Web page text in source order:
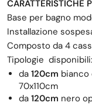
CARATTERISTICHE
Base per bagno
Installazione
Composto da 4
Tipologie disponibili:
da 120cm bianco
70x110cm
da 120cm nero